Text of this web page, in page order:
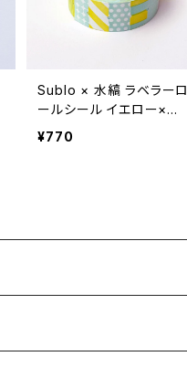
Sublo × 水縞 ラベラーロ
ールシール イエロー×水
色
¥770